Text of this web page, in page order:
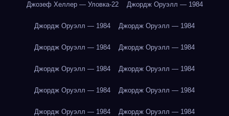
Джозеф Хеллер — Уловка-22 Джордж Оруэлл — 1984
Джордж Оруэлл — 1984 Джордж Оруэлл — 1984
Джордж Оруэлл — 1984 Джордж Оруэлл — 1984
Джордж Оруэлл — 1984 Джордж Оруэлл — 1984
Джордж Оруэлл — 1984 Джордж Оруэлл — 1984
Джордж Оруэлл — 1984 Джордж Оруэлл — 1984